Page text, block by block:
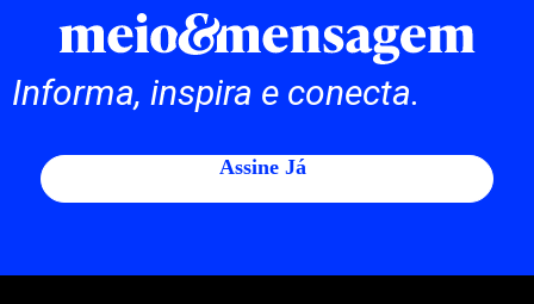
Informa, inspira e conecta.
Assine Já